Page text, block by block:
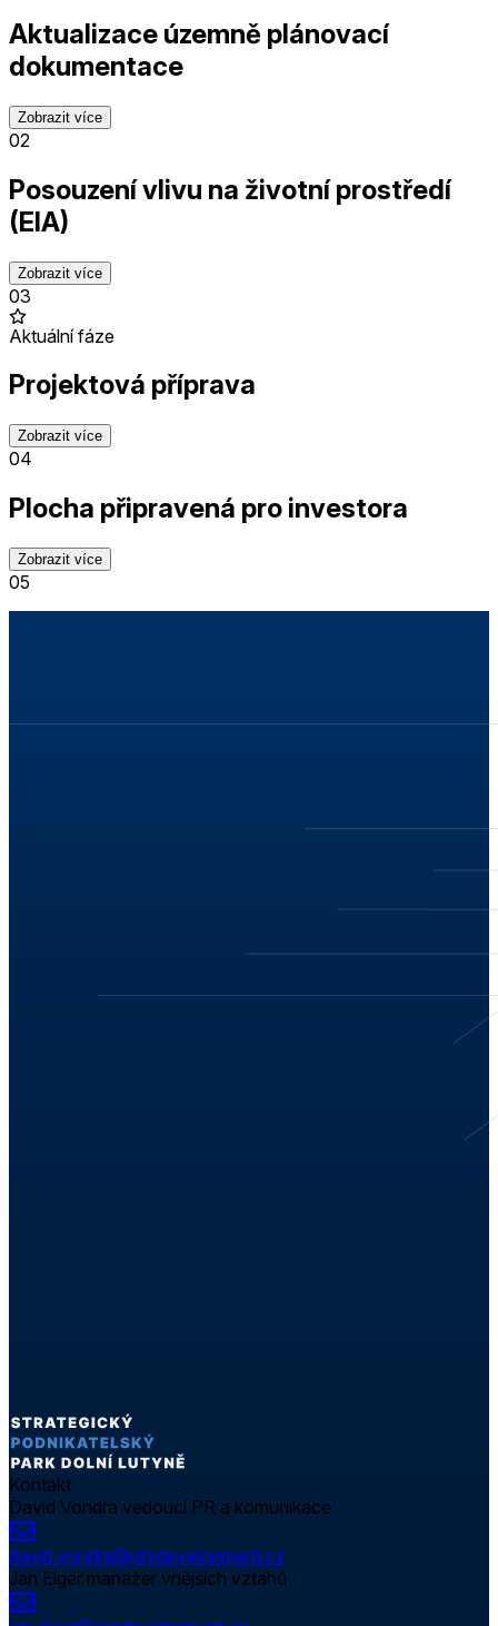
Aktualizace územně plánovací
dokumentace
Zobrazit více
02
Posouzení vlivu na životní prostředí
(EIA)
Zobrazit více
03
Aktuální fáze
Projektová příprava
Zobrazit více
04
Plocha připravená pro investora
Zobrazit více
05
Kontakt
David Vondra vedoucí PR a komunikace
david.vondra@sirsdevelopment.cz
Jan Elger manažer vnějších vztahů